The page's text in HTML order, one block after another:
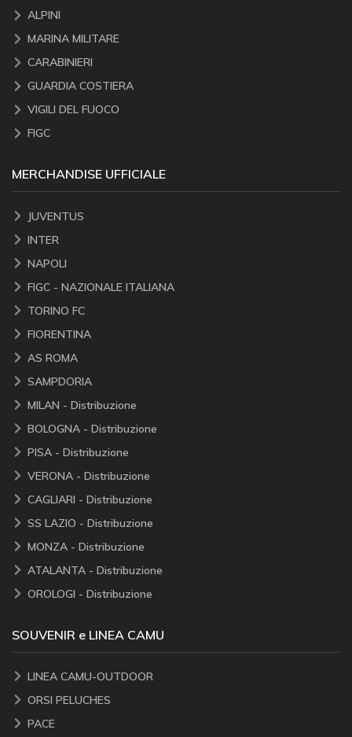
ALPINI
MARINA MILITARE
CARABINIERI
GUARDIA COSTIERA
VIGILI DEL FUOCO
FIGC
MERCHANDISE UFFICIALE
JUVENTUS
INTER
NAPOLI
FIGC - NAZIONALE ITALIANA
TORINO FC
FIORENTINA
AS ROMA
SAMPDORIA
MILAN - Distribuzione
BOLOGNA - Distribuzione
PISA - Distribuzione
VERONA - Distribuzione
CAGLIARI - Distribuzione
SS LAZIO - Distribuzione
MONZA - Distribuzione
ATALANTA - Distribuzione
OROLOGI - Distribuzione
SOUVENIR e LINEA CAMU
LINEA CAMU-OUTDOOR
ORSI PELUCHES
PACE